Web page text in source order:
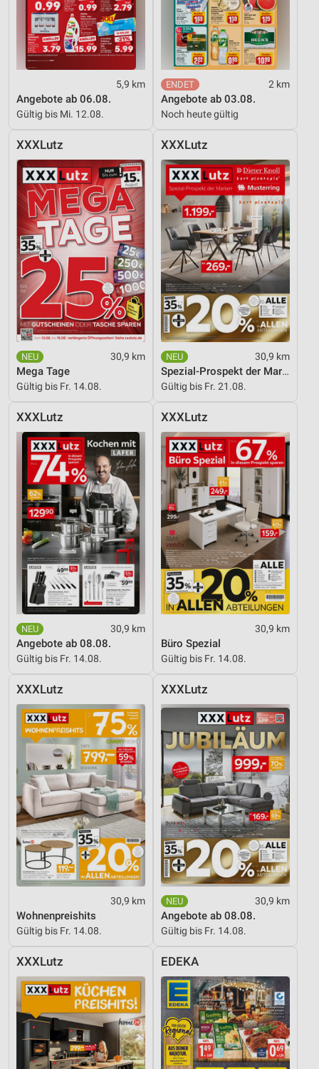
5,9 km
Angebote ab 06.08.
Gültig bis Mi. 12.08.
2 km
Angebote ab 03.08.
Noch heute gültig
XXXLutz
30,9 km
Mega Tage
Gültig bis Fr. 14.08.
XXXLutz
30,9 km
Spezial-Prospekt der Marken
Gültig bis Fr. 21.08.
XXXLutz
30,9 km
Angebote ab 08.08.
Gültig bis Fr. 14.08.
XXXLutz
30,9 km
Büro Spezial
Gültig bis Fr. 14.08.
XXXLutz
30,9 km
Wohnenpreishits
Gültig bis Fr. 14.08.
XXXLutz
30,9 km
Angebote ab 08.08.
Gültig bis Fr. 14.08.
XXXLutz EDEKA